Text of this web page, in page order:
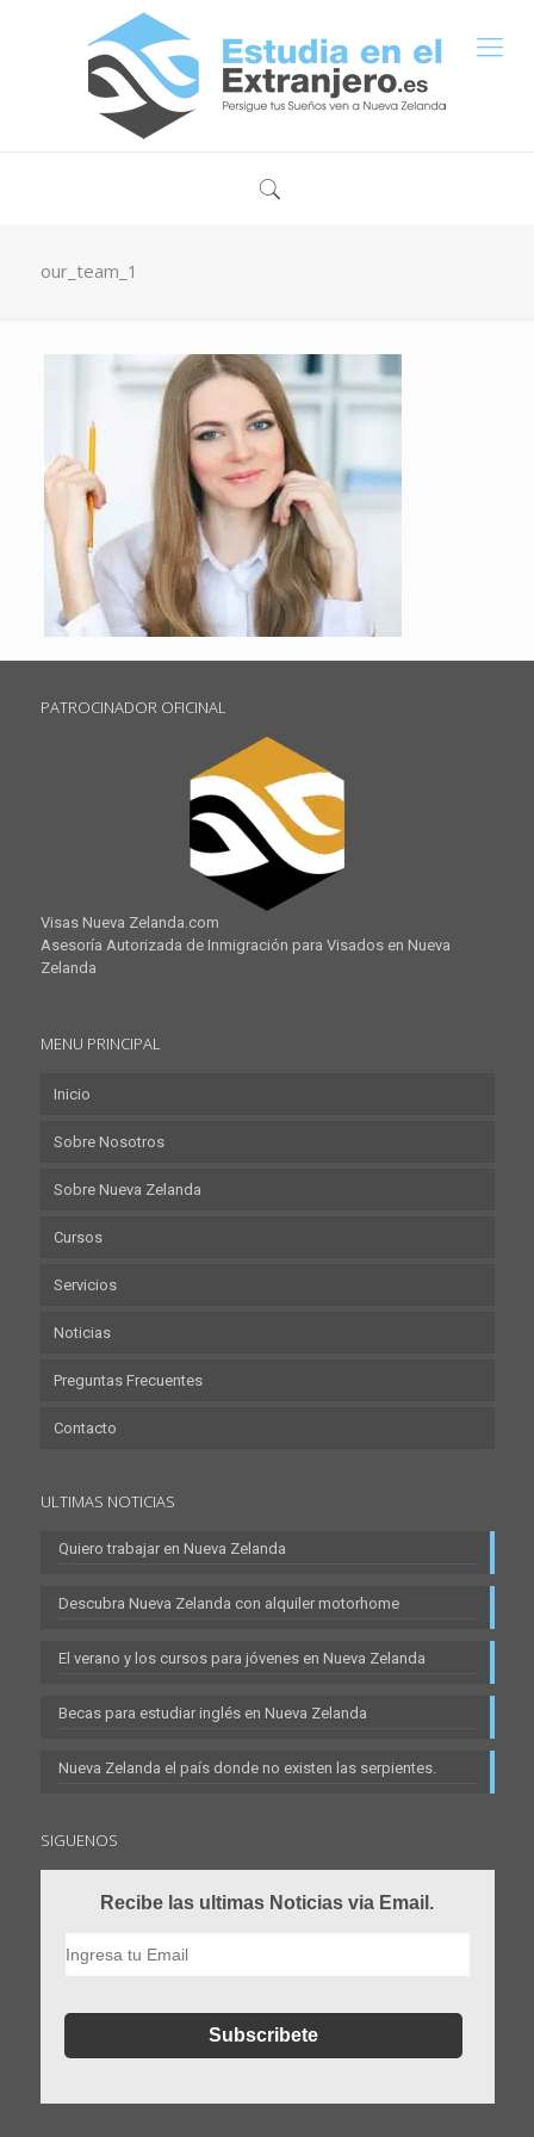
our_team_1
PATROCINADOR OFICINAL
Visas Nueva Zelanda.com
Asesoría Autorizada de Inmigración para Visados en Nueva
Zelanda
MENU PRINCIPAL
Inicio
Sobre Nosotros
Sobre Nueva Zelanda
Cursos
Servicios
Noticias
Preguntas Frecuentes
Contacto
ULTIMAS NOTICIAS
Quiero trabajar en Nueva Zelanda
Descubra Nueva Zelanda con alquiler motorhome
El verano y los cursos para jóvenes en Nueva Zelanda
Becas para estudiar inglés en Nueva Zelanda
Nueva Zelanda el país donde no existen las serpientes.
SIGUENOS
Recibe las ultimas Noticias via Email.